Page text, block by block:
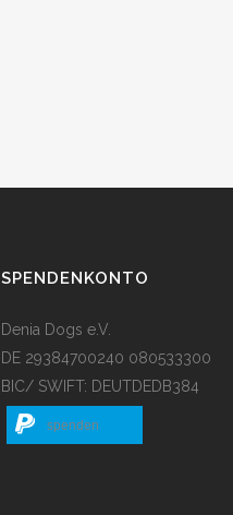
SPENDENKONTO
Denia Dogs e.V.
DE 29384700240 080533300
BIC/ SWIFT: DEUTDEDB384
spenden